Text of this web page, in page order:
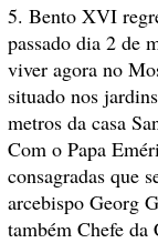
5. Bento XVI
passado dia 2 de
viver agora no
situado nos
metros da casa
Com o Papa
consagradas que
arcebispo Georg
também Chefe da